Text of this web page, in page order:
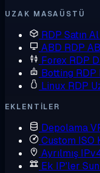
UZAK MASAÜSTÜ
RDP Satın Al
ABD RDP
Forex RDP
Botting RDP
Linux RDP
EKLENTILER
Depolama
Custom ISO
Ayrılmış
Ek IP'ler